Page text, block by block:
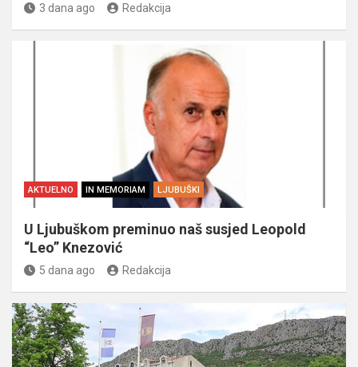
3 dana ago Redakcija
AKTUELNO IN MEMORIAM LJUBUŠKI
U Ljubuškom preminuo naš susjed Leopold
“Leo” Knezović
5 dana ago Redakcija